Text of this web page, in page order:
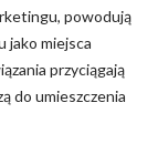
powodują
jako miejsca
przyciągają
do umieszczenia